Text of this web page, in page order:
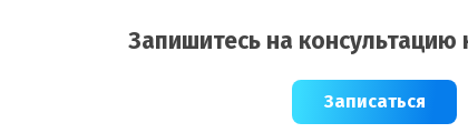
Запишитесь на консультацию
Записаться